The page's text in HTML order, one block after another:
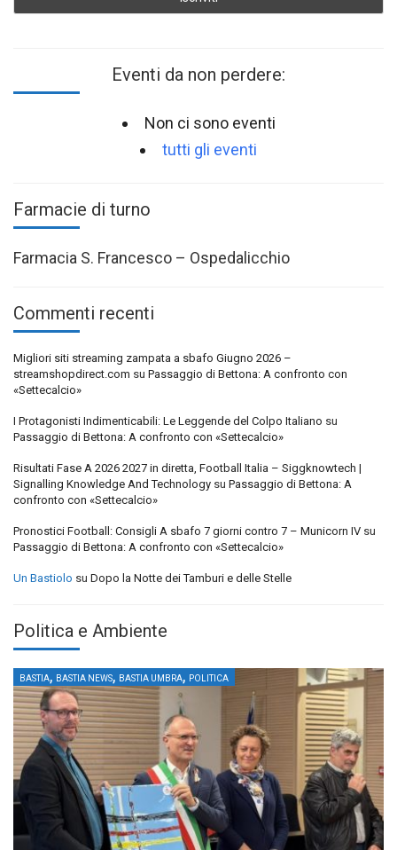
Eventi da non perdere:
Non ci sono eventi
tutti gli eventi
Farmacie di turno
Farmacia S. Francesco – Ospedalicchio
Commenti recenti
Migliori siti streaming zampata a sbafo Giugno 2026 –
streamshopdirect.com su Passaggio di Bettona: A confronto con
«Settecalcio»
I Protagonisti Indimenticabili: Le Leggende del Colpo Italiano su
Passaggio di Bettona: A confronto con «Settecalcio»
Risultati Fase A 2026 2027 in diretta, Football Italia – Siggknowtech |
Signalling Knowledge And Technology su Passaggio di Bettona: A
confronto con «Settecalcio»
Pronostici Football: Consigli A sbafo 7 giorni contro 7 – Municorn IV su
Passaggio di Bettona: A confronto con «Settecalcio»
Un Bastiolo su Dopo la Notte dei Tamburi e delle Stelle
Politica e Ambiente
BASTIA, BASTIA NEWS, BASTIA UMBRA, POLITICA